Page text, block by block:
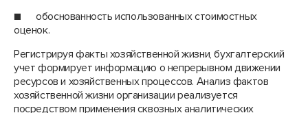
■ обоснованность использованных стоимостных
оценок.
Регистрируя факты хозяйственной жизни, бухгалтерский
учет формирует информацию о непрерывном движении
ресурсов и хозяйственных процессов. Анализ фактов
хозяйственной жизни организации реализуется
посредством применения сквозных аналитических